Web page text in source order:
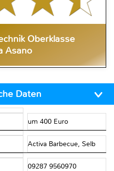
Oberklasse
Asano
Daten
um 400 Euro
Activa Barbecue, Selb
09287 9560970